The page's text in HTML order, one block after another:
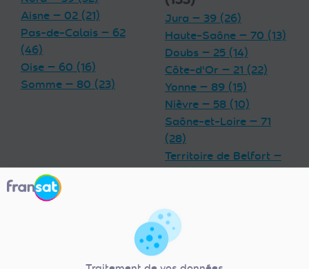
Aisne — 02 (21)
Pas-de-Calais — 62
(46)
Oise — 60 (16)
Somme — 80 (23)
Jura — 39 (26)
Haute-Saône — 70 (13)
Doubs — 25 (14)
Côte-d'Or — 21 (22)
Yonne — 89 (15)
Nièvre — 58 (10)
Saône-et-Loire — 71
(28)
Territoire de Belfort —
Meurthe-et-Moselle —
Centre-Val de
Loire (92)
Indre — 36 (13)